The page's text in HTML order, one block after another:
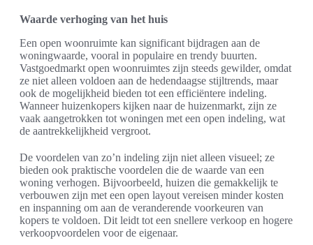
Waarde verhoging van het huis
Een open woonruimte kan significant bijdragen aan de
woningwaarde, vooral in populaire en trendy buurten.
Vastgoedmarkt open woonruimtes zijn steeds gewilder, omdat
ze niet alleen voldoen aan de hedendaagse stijltrends, maar
ook de mogelijkheid bieden tot een efficiëntere indeling.
Wanneer huizenkopers kijken naar de huizenmarkt, zijn ze
vaak aangetrokken tot woningen met een open indeling, wat
de aantrekkelijkheid vergroot.
De voordelen van zo’n indeling zijn niet alleen visueel; ze
bieden ook praktische voordelen die de waarde van een
woning verhogen. Bijvoorbeeld, huizen die gemakkelijk te
verbouwen zijn met een open layout vereisen minder kosten
en inspanning om aan de veranderende voorkeuren van
kopers te voldoen. Dit leidt tot een snellere verkoop en hogere
verkoopvoordelen voor de eigenaar.